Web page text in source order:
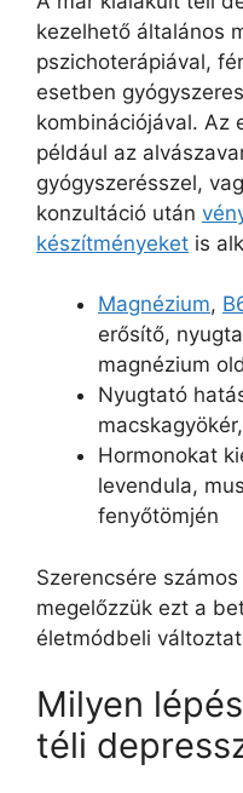
kezelhető általános
pszichoterápiával,
esetben
kombinációjával. Az
például az
gyógyszerésszel,
konzultáció után
készítményeket is
Magnézium,
erősítő,
magnézium
Nyugtató
Hormonokat
levendula,
fenyőtömjén
Szerencsére
megelőzzük ezt a
életmódbeli
Milyen
téli